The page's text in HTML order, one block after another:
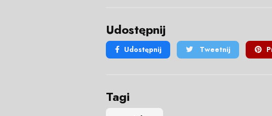
Udostępnij
Udostępnij Tweetnij
Tagi